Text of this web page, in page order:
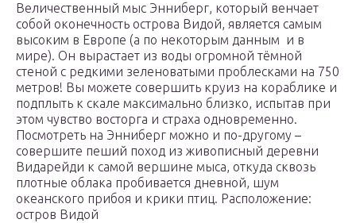
Величественный мыс Энниберг, который венчает
собой оконечность острова Видой, является самым
высоким в Европе (а по некоторым данным и в
мире). Он вырастает из воды огромной тёмной
стеной с редкими зеленоватыми проблесками на 750
метров! Вы можете совершить круиз на кораблике и
подплыть к скале максимально близко, испытав при
этом чувство восторга и страха одновременно.
Посмотреть на Энниберг можно и по-другому –
совершите пеший поход из живописный деревни
Видарейди к самой вершине мыса, откуда сквозь
плотные облака пробивается дневной, шум
океанского прибоя и крики птиц. Расположение:
остров Видой